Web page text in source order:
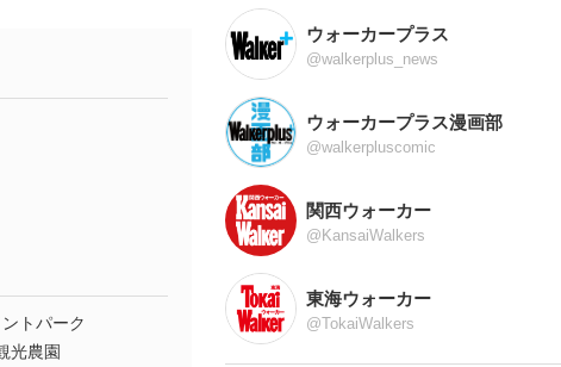
トパーク
光農園
ウォーカープラス
@walkerplus_news
ウォーカープラス漫画部
@walkerpluscomic
関西ウォーカー
@KansaiWalkers
東海ウォーカー
@TokaiWalkers